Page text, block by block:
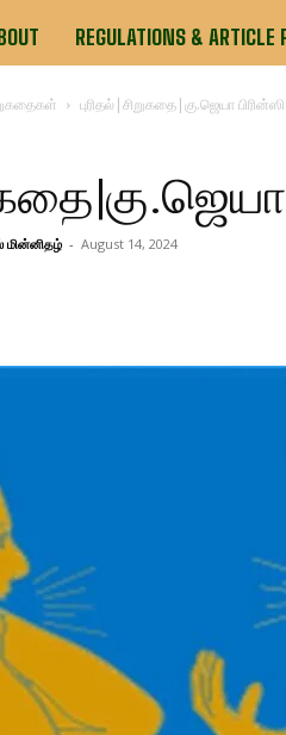
REGULATIONS & ARTICLE
புரிதல்|சிறுகதை|கு.ஜெயா பிரின்ஸி
மின்னிதழ் - August 14, 2024